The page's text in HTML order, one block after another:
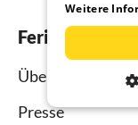
Über uns
Presse
Weitere